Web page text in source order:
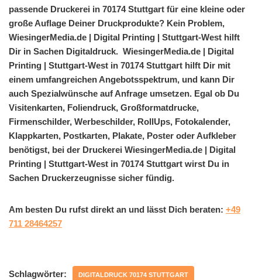
passende Druckerei in 70174 Stuttgart für eine kleine oder
große Auflage Deiner Druckprodukte? Kein Problem,
WiesingerMedia.de | Digital Printing | Stuttgart-West hilft
Dir in Sachen Digitaldruck. WiesingerMedia.de | Digital
Printing | Stuttgart-West in 70174 Stuttgart hilft Dir mit
einem umfangreichen Angebotsspektrum, und kann Dir
auch Spezialwünsche auf Anfrage umsetzen. Egal ob Du
Visitenkarten, Foliendruck, Großformatdrucke,
Firmenschilder, Werbeschilder, RollUps, Fotokalender,
Klappkarten, Postkarten, Plakate, Poster oder Aufkleber
benötigst, bei der Druckerei WiesingerMedia.de | Digital
Printing | Stuttgart-West in 70174 Stuttgart wirst Du in
Sachen Druckerzeugnisse sicher fündig.
Am besten Du rufst direkt an und lässt Dich beraten: +49
711 28464257
Schlagwörter: DIGITALDRUCK 70174 STUTTGART